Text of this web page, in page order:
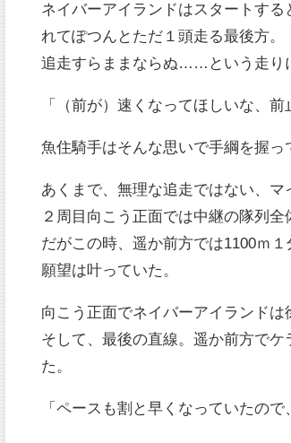
ネイバーアイランドはスタートす
れてぽつんとただ１頭走る最後方。
追走すらままならぬ……という走り
「（前が）速くなってほしいな、
魚住騎手はそんな思いで手綱を握っ
あくまで、無理な追走ではない、マ
２周目向こう正面では中継の隊列
だがこの時、遥か前方では1100ｍ
願望は叶っていた。
向こう正面でネイバーアイランドは
そして、最後の直線。遥か前方で
た。
「ペースも割と早くなっていたので